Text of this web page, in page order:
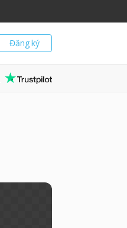
Đăng ký